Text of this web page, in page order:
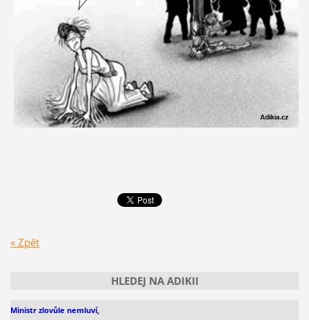
« Zpět
HLEDEJ NA ADIKII
Ministr zlovůle nemluví,